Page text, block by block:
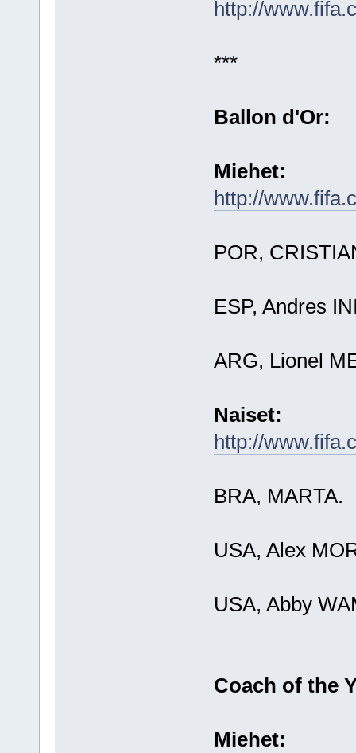
http://
***
Ballon d'Or:
Miehet:
http://
POR,
ESP, Andres
ARG, Lionel
Naiset:
http://
BRA, MARTA.
USA, Alex
USA, Abby
Coach of the
Miehet: